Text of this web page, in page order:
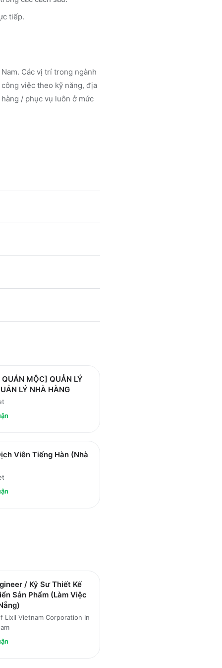
tiếp.
Các vị trí trong ngành
việc theo kỹ năng, địa
/ phục vụ luôn ở mức
MỘC] QUẢN LÝ
LÝ NHÀ HÀNG
Viên Tiếng Hàn (Nhà
/ Kỹ Sư Thiết Kế
Sản Phẩm (Làm Việc
Lixil Vietnam Corporation In